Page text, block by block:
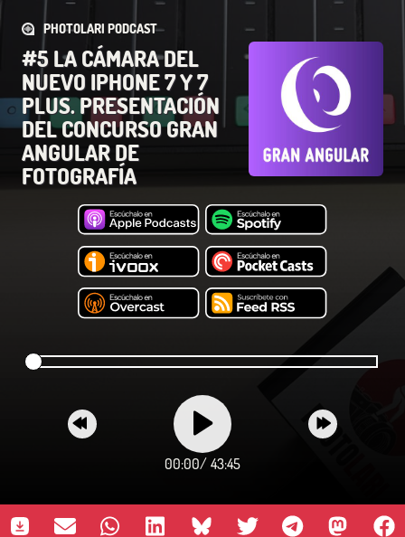
PHOTOLARI PODCAST
#5 LA CÁMARA DEL
NUEVO IPHONE 7 Y 7
PLUS. PRESENTACIÓN
DEL CONCURSO GRAN
ANGULAR DE
FOTOGRAFÍA
00:00/ 43:45